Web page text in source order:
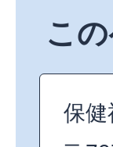
こ
保健